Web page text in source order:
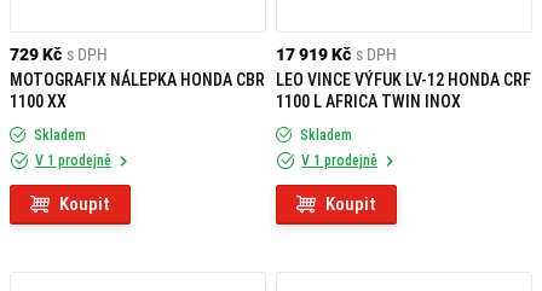
729 Kč s DPH
MOTOGRAFIX NÁLEPKA HONDA CBR
1100 XX
Skladem
V 1 prodejně
Koupit
17 919 Kč s DPH
LEO VINCE VÝFUK LV-12 HONDA CRF
1100 L AFRICA TWIN INOX
Skladem
V 1 prodejně
Koupit